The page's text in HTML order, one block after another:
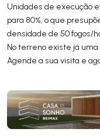
Unidades de execução
para 80%, o que
densidade de 50 fogos/
No terreno existe já uma
Agende a sua visita e